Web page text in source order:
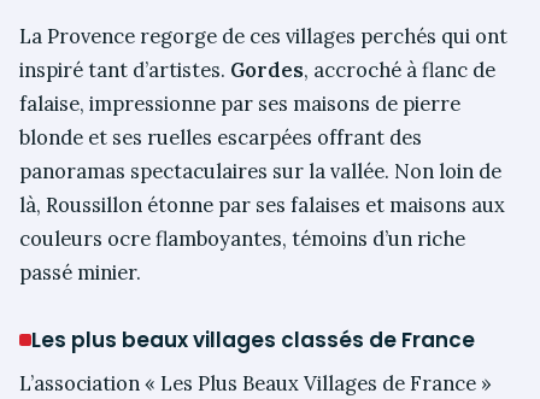
La Provence regorge de ces villages perchés qui ont
inspiré tant d’artistes. Gordes, accroché à flanc de
falaise, impressionne par ses maisons de pierre
blonde et ses ruelles escarpées offrant des
panoramas spectaculaires sur la vallée. Non loin de
là, Roussillon étonne par ses falaises et maisons aux
couleurs ocre flamboyantes, témoins d’un riche
passé minier.
Les plus beaux villages classés de France
L’association « Les Plus Beaux Villages de France »